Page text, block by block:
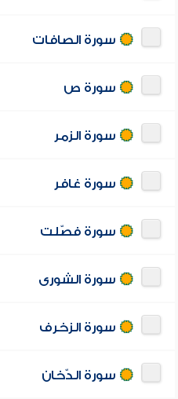
سورة الصافات
سورة ص
سورة الزمر
سورة غافر
سورة فصّلت
سورة الشورى
سورة الزخرف
سورة الدّخان